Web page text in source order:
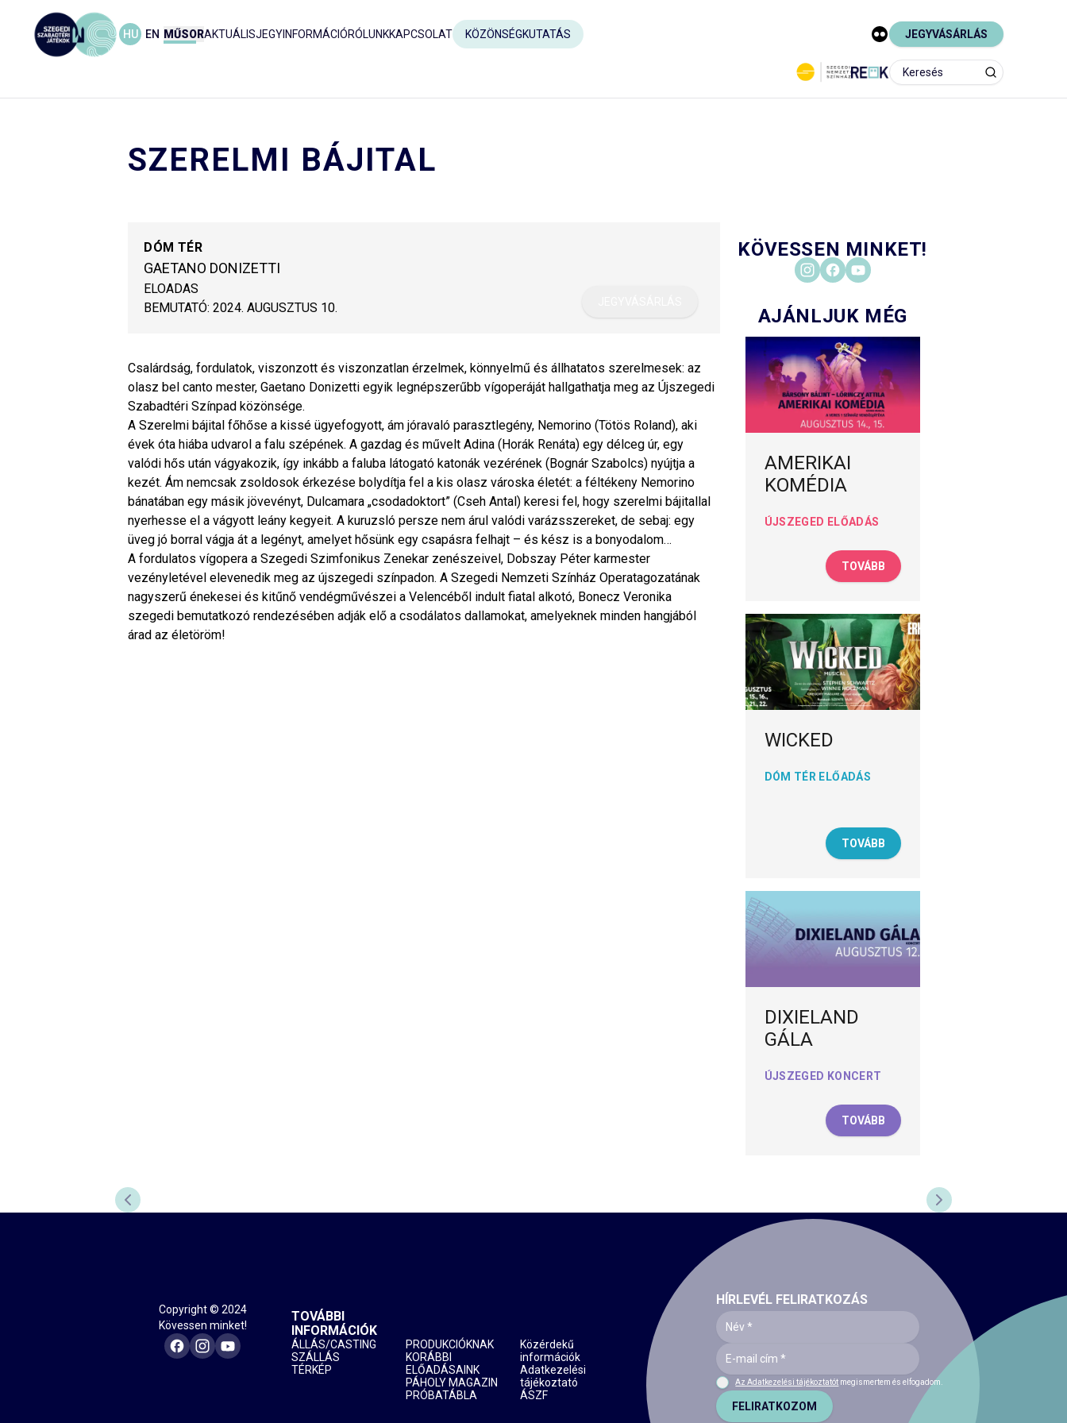
HU EN MŰSORAKTUÁLISJEGYINFORMÁCIÓRÓLUNKKAPCSOLAT KÖZÖNSÉGKUTATÁS JEGYVÁSÁRLÁS
SZERELMI BÁJITAL
DÓM TÉR
GAETANO DONIZETTI
ELOADAS
BEMUTATÓ: 2024. AUGUSZTUS 10.
Csalárdság, fordulatok, viszonzott és viszonzatlan érzelmek, könnyelmű és állhatatos szerelmesek: az
olasz bel canto mester, Gaetano Donizetti egyik legnépszerűbb vígoperáját hallgathatja meg az Újszegedi
Szabadtéri Színpad közönsége.
A Szerelmi bájital főhőse a kissé ügyefogyott, ám jóravaló parasztlegény, Nemorino (Tötös Roland), aki
évek óta hiába udvarol a falu szépének. A gazdag és művelt Adina (Horák Renáta) egy délceg úr, egy
valódi hős után vágyakozik, így inkább a faluba látogató katonák vezérének (Bognár Szabolcs) nyújtja a
kezét. Ám nemcsak zsoldosok érkezése bolydítja fel a kis olasz városka életét: a féltékeny Nemorino
bánatában egy másik jövevényt, Dulcamara „csodadoktort” (Cseh Antal) keresi fel, hogy szerelmi bájitallal
nyerhesse el a vágyott leány kegyeit. A kuruzsló persze nem árul valódi varázsszereket, de sebaj: egy
üveg jó borral vágja át a legényt, amelyet hősünk egy csapásra felhajt – és kész is a bonyodalom…
A fordulatos vígopera a Szegedi Szimfonikus Zenekar zenészeivel, Dobszay Péter karmester
vezényletével elevenedik meg az újszegedi színpadon. A Szegedi Nemzeti Színház Operatagozatának
nagyszerű énekesei és kitűnő vendégművészei a Velencéből indult fiatal alkotó, Bonecz Veronika
szegedi bemutatkozó rendezésében adják elő a csodálatos dallamokat, amelyeknek minden hangjából
árad az életöröm!
KÖVESSEN MINKET!
AJÁNLJUK MÉG
AMERIKAI
KOMÉDIA
ÚJSZEGED ELŐADÁS
TOVÁBB
WICKED
DÓM TÉR ELŐADÁS
TOVÁBB
DIXIELAND
GÁLA
ÚJSZEGED KONCERT
TOVÁBB
ELŐZŐ DIA KÖVETKEZŐ DIA
Copyright © 2024
Kövessen minket!
TOVÁBBI
INFORMÁCIÓK
ÁLLÁS/CASTING
SZÁLLÁS
TÉRKÉP
PRODUKCIÓKNAK
KORÁBBI
ELŐADÁSAINK
PÁHOLY MAGAZIN
PRÓBATÁBLA
Közérdekű
információk
Adatkezelési
tájékoztató
ÁSZF
HÍRLEVÉL FELIRATKOZÁS
Az Adatkezelési tájékoztatót megismertem és elfogadom.
FELIRATKOZOM